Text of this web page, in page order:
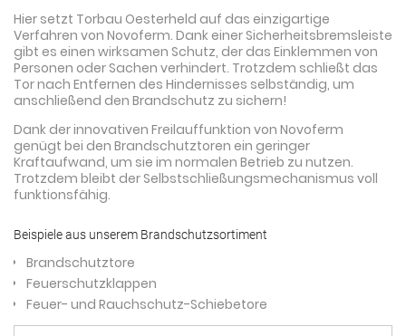
Hier setzt Torbau Oesterheld auf das einzigartige
Verfahren von Novoferm. Dank einer Sicherheitsbremsleiste
gibt es einen wirksamen Schutz, der das Einklemmen von
Personen oder Sachen verhindert. Trotzdem schließt das
Tor nach Entfernen des Hindernisses selbständig, um
anschließend den Brandschutz zu sichern!
Dank der innovativen Freilauffunktion von Novoferm
genügt bei den Brandschutztoren ein geringer
Kraftaufwand, um sie im normalen Betrieb zu nutzen.
Trotzdem bleibt der Selbstschließungsmechanismus voll
funktionsfähig.
Beispiele aus unserem Brandschutzsortiment
Brandschutztore
Feuerschutzklappen
Feuer- und Rauchschutz-Schiebetore